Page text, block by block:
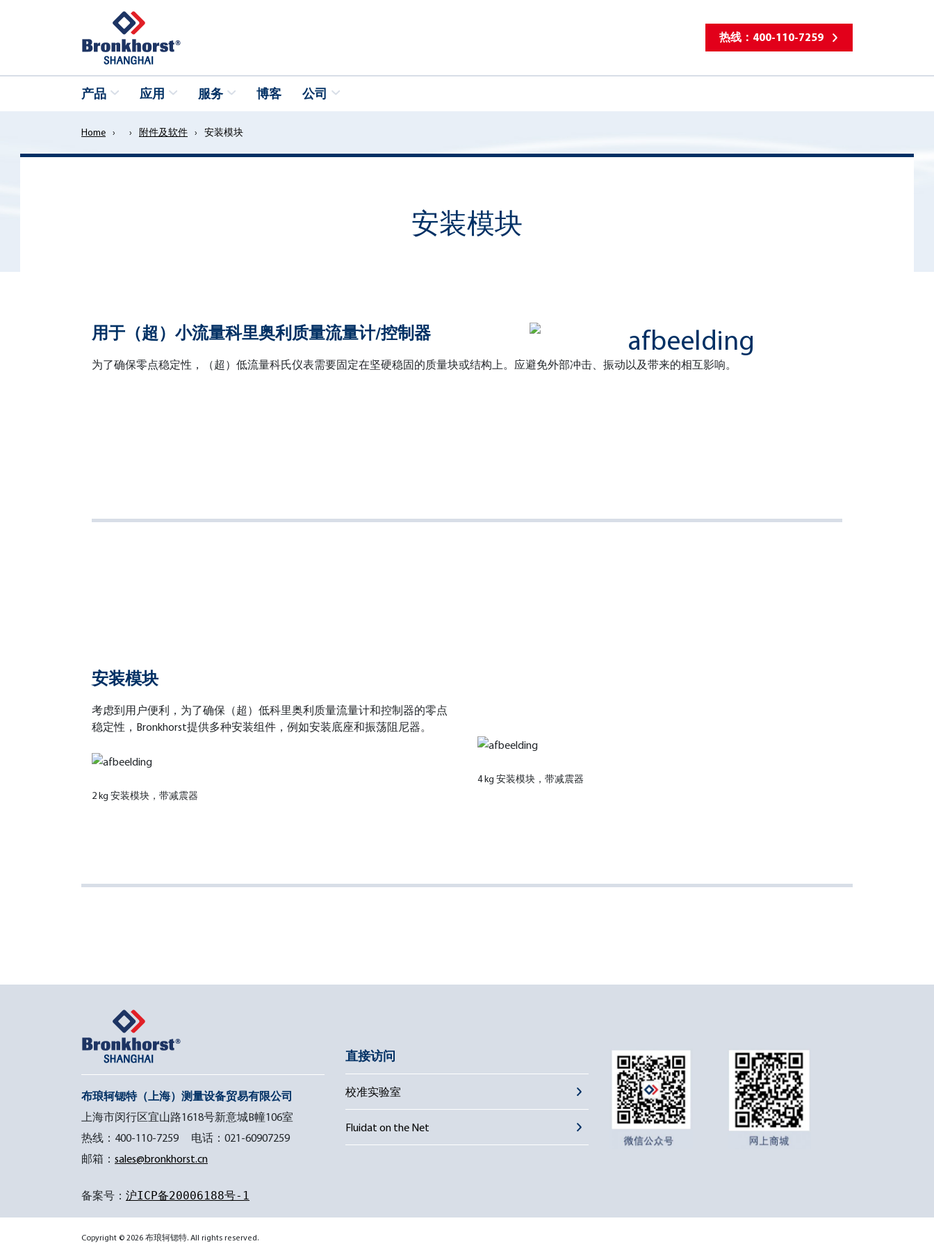
热线：400-110-7259
产品 应用 服务 博客 公司
Home › › 附件及软件 › 安装模块
安装模块
用于（超）小流量科里奥利质量流量计/控制器
为了确保零点稳定性，（超）低流量科氏仪表需要固定在坚硬稳固的质量块或结构上。应避免外部冲击、振动以及带来的相互影响。
安装模块
考虑到用户便利，为了确保（超）低科里奥利质量流量计和控制器的零点
稳定性，Bronkhorst提供多种安装组件，例如安装底座和振荡阻尼器。
2 kg 安装模块 ，带减震器
4 kg 安装模块 ，带减震器
布琅轲锶特（上海）测量设备贸易有限公司
上海市闵行区宜山路1618号新意城B幢106室
热线：400-110-7259 电话：021-60907259
邮箱： sales@bronkhorst.cn
备案号： 沪ICP备20006188号-1
直接访问
校准实验室
Fluidat on the Net
Copyright © 2026 布琅轲锶特. All rights reserved.